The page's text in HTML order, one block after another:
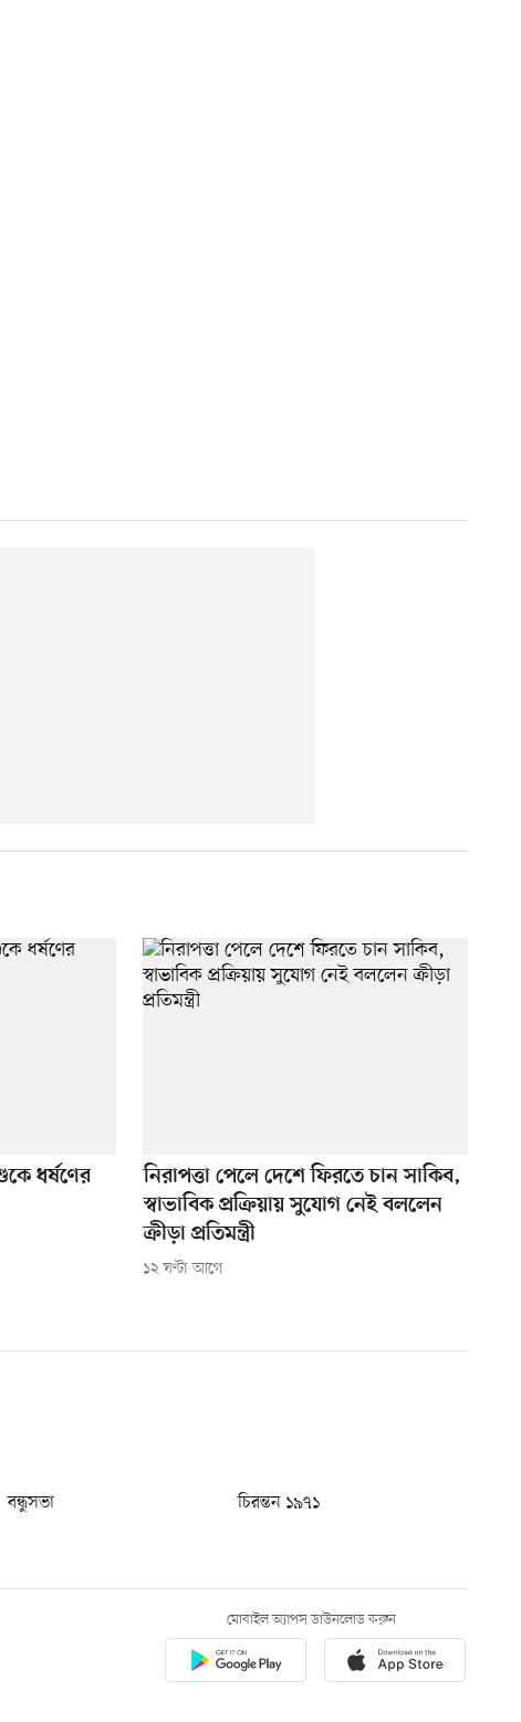
ধর্ষণের
নিরাপত্তা পেলে দেশে ফিরতে চান সাকিব,
স্বাভাবিক প্রক্রিয়ায় সুযোগ নেই বললেন
ক্রীড়া প্রতিমন্ত্রী
১২ ঘণ্টা আগে
বন্ধুসভা
চিরন্তন ১৯৭১
মোবাইল অ্যাপস ডাউনলোড করুন